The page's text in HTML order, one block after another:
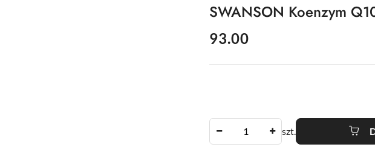
SWANSON Koenzym
cena:
93.00
szt.